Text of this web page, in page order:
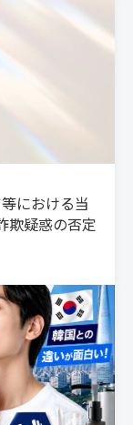
における当
欺疑惑の否定